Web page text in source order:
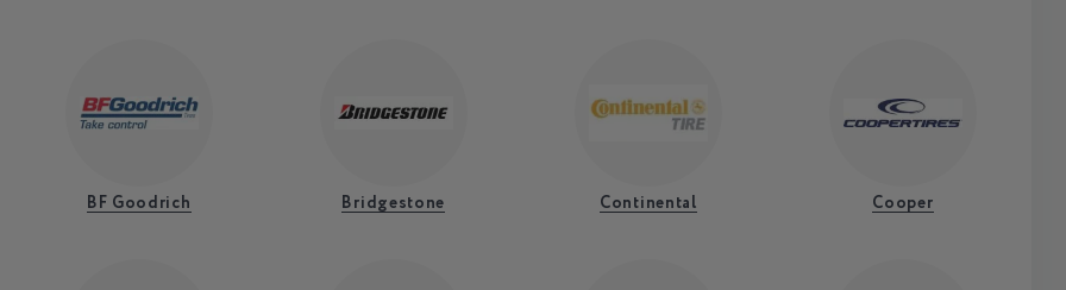
BF Goodrich Bridgestone Continental Cooper